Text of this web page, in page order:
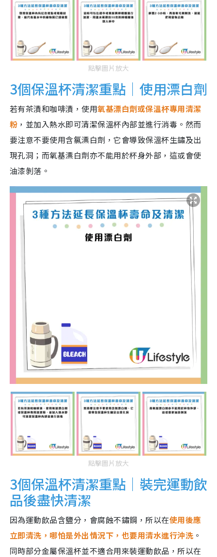
點擊圖片放大
3個保溫杯清潔重點｜使用漂白劑
若有茶漬和咖啡漬，使用氧基漂白劑或保溫杯專用清潔
粉 ，並加入熱水即可清潔保溫杯內部並進行消毒。然而
要注意不要使用含氯漂白劑，它會導致保溫杯生鏽及出
現孔洞；而氧基漂白劑亦不能用於杯身外部，這或會使
油漆剝落。
點擊圖片放大
3個保溫杯清潔重點｜裝完運動飲
品後盡快清潔
因為運動飲品含鹽分，會腐蝕不鏽鋼，所以在使用後應
立即清洗，哪怕是外出情況下，也要用清水進行沖洗 。
同時部分金屬保溫杯並不適合用來裝運動飲品，所以在